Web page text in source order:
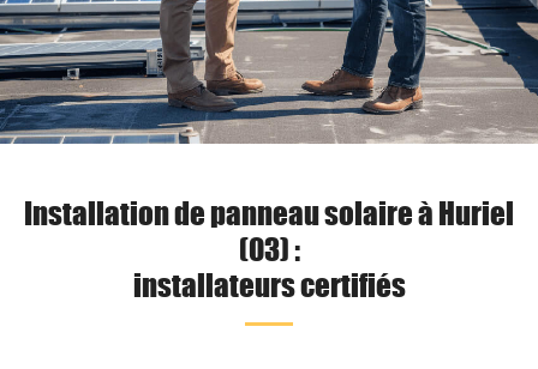
Installation de panneau solaire à Huriel
(03) :
installateurs certifiés